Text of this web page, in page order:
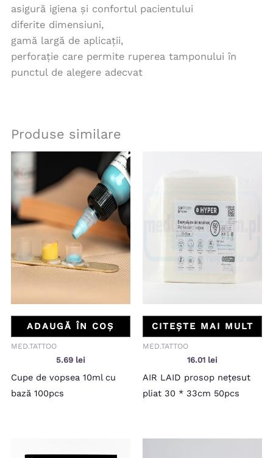
asigură igiena și confortul pacientului
diferite dimensiuni,
gamă largă de aplicații,
perforație care permite ruperea tamponului în
punctul de alegere adecvat
Produse similare
ADAUGĂ ÎN COȘ
MED.TATTOO
5.69 lei
Cupe de vopsea 10ml cu
bază 100pcs
CITEȘTE MAI MULT
MED.TATTOO
16.01 lei
AIR LAID prosop nețesut
pliat 30 * 33cm 50pcs